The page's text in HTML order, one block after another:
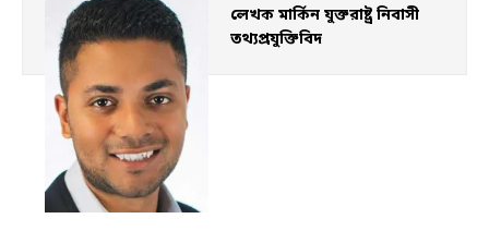
লেখক মার্কিন যুক্তরাষ্ট্র নিবাসী
তথ্যপ্রযুক্তিবিদ